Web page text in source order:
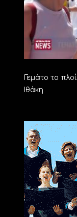
Γεμάτο το
Ιθάκη